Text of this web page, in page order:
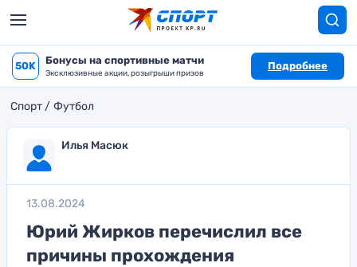
50K Бонусы на спортивные матчи
Эксклюзивные акции, розыгрыши призов
Подробнее
Спорт Футбол
Илья Масюк
13.08.2024
Юрий Жирков перечислил все
причины прохождения